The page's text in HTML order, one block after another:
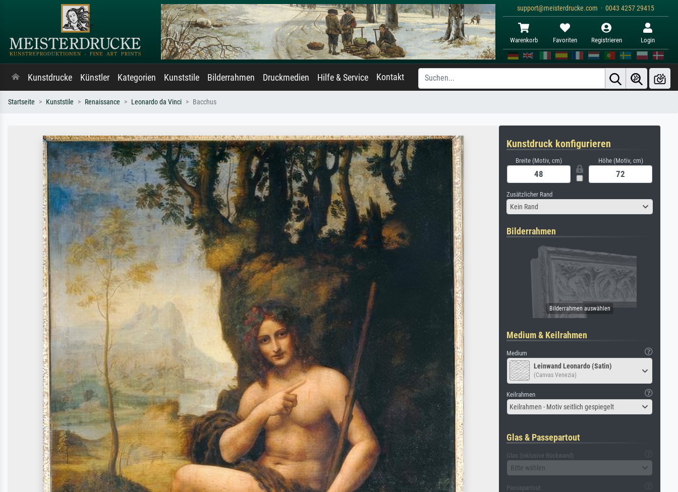
support@meisterdrucke.com · 0043 4257 29415
Warenkorb Favoriten Registrieren Login
Kunstdrucke Künstler Kategorien Kunststile Bilderrahmen Druckmedien Hilfe & Service Kontakt
Startseite Kunststile Renaissance Leonardo da Vinci Bacchus
Kunstdruck konfigurieren
Breite (Motiv, cm) Höhe (Motiv, cm)
Zusätzlicher Rand
Kein Rand
Bilderrahmen
Medium & Keilrahmen
Medium
Leinwand Leonardo (Satin)
(Canvas Venezia)
Keilrahmen
Keilrahmen - Motiv seitlich gespiegelt
Glas & Passepartout
Glas (inklusive Rückwand)
Bitte wählen
Passepartout